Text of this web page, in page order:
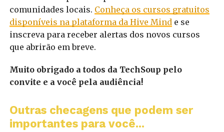
comunidades locais. Conheça os cursos gratuitos
disponíveis na plataforma da Hive Minde se
inscreva para receber alertas dos novos cursos
que abrirão em breve.
Muito obrigado a todos da TechSoup pelo
convite e a você pela audiência!
Outras checagens que podem ser
importantes para você...